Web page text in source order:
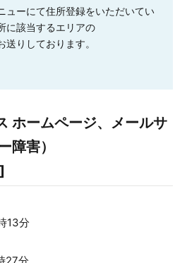
ューにて住所登録をいただいてい
に該当するエリアの
送りしております。
ホームページ、メールサ
害）
13分